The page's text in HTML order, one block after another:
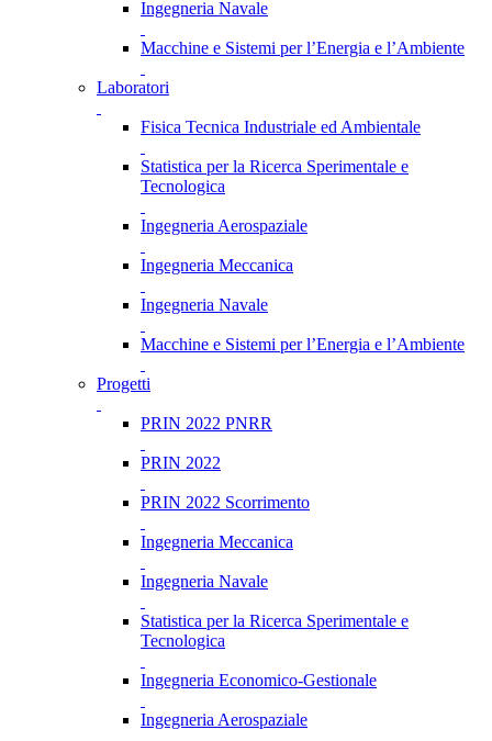
Ingegneria Navale
Macchine e Sistemi per l’Energia e l’Ambiente
Laboratori
Fisica Tecnica Industriale ed Ambientale
Statistica per la Ricerca Sperimentale e
Tecnologica
Ingegneria Aerospaziale
Ingegneria Meccanica
Ingegneria Navale
Macchine e Sistemi per l’Energia e l’Ambiente
Progetti
PRIN 2022 PNRR
PRIN 2022
PRIN 2022 Scorrimento
Ingegneria Meccanica
Ingegneria Navale
Statistica per la Ricerca Sperimentale e
Tecnologica
Ingegneria Economico-Gestionale
Ingegneria Aerospaziale